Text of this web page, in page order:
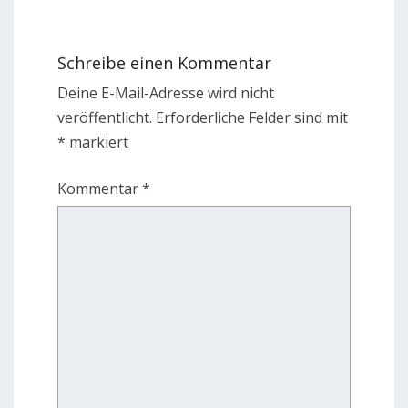
Schreibe einen Kommentar
Deine E-Mail-Adresse wird nicht
veröffentlicht. Erforderliche Felder sind mit
* markiert
Kommentar*